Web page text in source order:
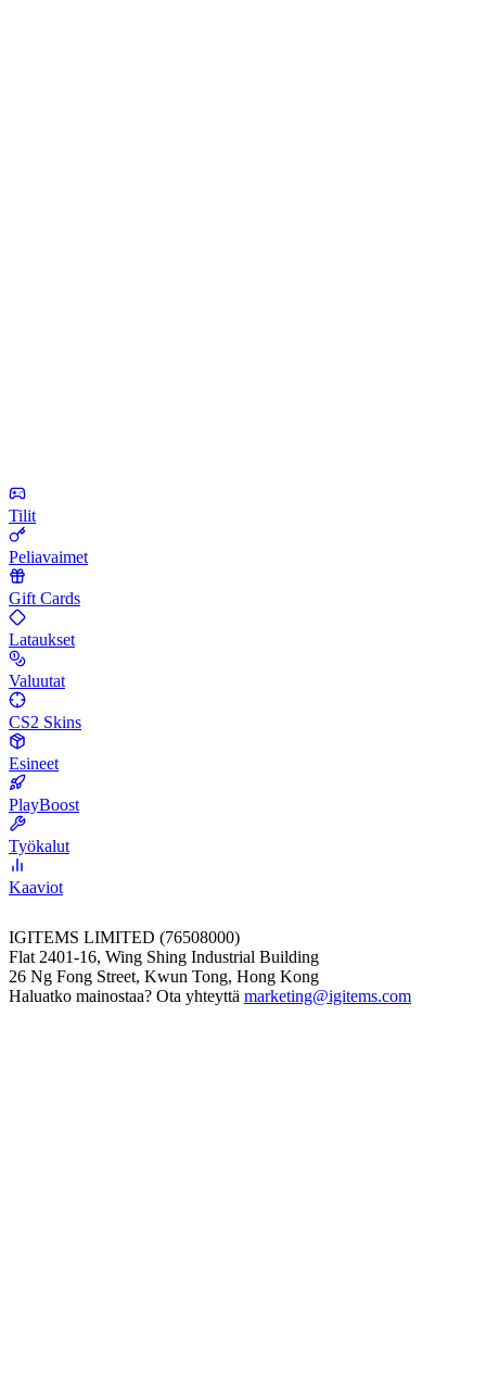
Tilit
Peliavaimet
Gift Cards
Lataukset
Valuutat
CS2 Skins
Esineet
PlayBoost
Työkalut
Kaaviot
IGITEMS LIMITED (76508000)
Flat 2401-16, Wing Shing Industrial Building
26 Ng Fong Street, Kwun Tong, Hong Kong
Haluatko mainostaa? Ota yhteyttä marketing@igitems.com